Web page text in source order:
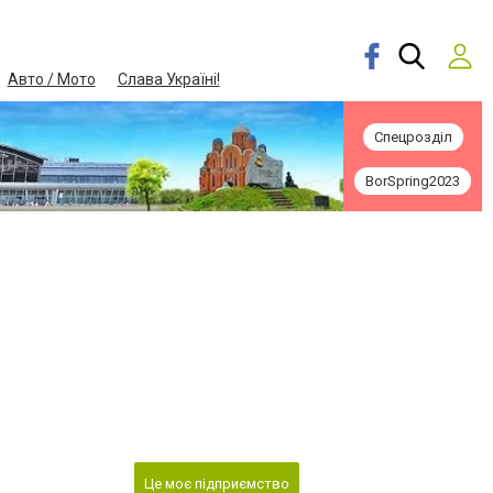
Авто / Мото Слава Україні!
Спецрозділ
BorSpring2023
Це моє підприємство